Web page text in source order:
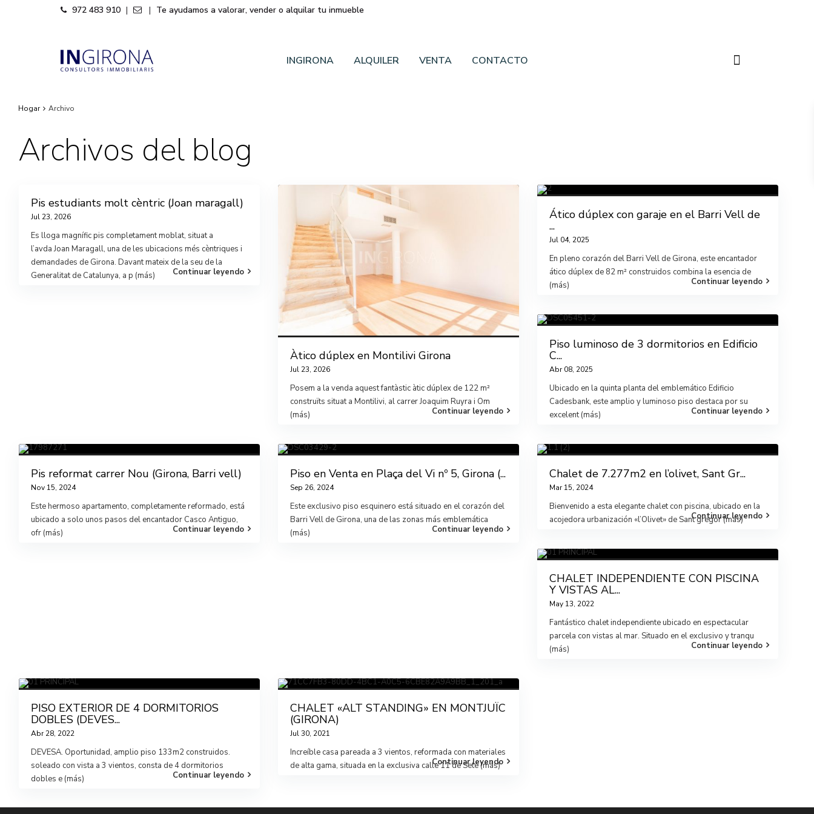
972 483 910 | | Te ayudamos a valorar, vender o alquilar tu inmueble
INGIRONA ALQUILER VENTA CONTACTO
Hogar Archivo
Archivos del blog
Pis estudiants molt cèntric (Joan maragall)
Jul 23, 2026
Es lloga magnífic pis completament moblat, situat a
l’avda Joan Maragall, una de les ubicacions més cèntriques i
demandades de Girona. Davant mateix de la seu de la
Generalitat de Catalunya, a p (más) Continuar leyendo
Àtico dúplex en Montilivi Girona
Jul 23, 2026
Posem a la venda aquest fantàstic àtic dúplex de 122 m²
construïts situat a Montilivi, al carrer Joaquim Ruyra i Om
(más)
Continuar leyendo
Ático dúplex con garaje en el Barri Vell de
...
Jul 04, 2025
En pleno corazón del Barri Vell de Girona, este encantador
ático dúplex de 82 m² construidos combina la esencia de
(más)
Continuar leyendo
Piso luminoso de 3 dormitorios en Edificio
C...
Abr 08, 2025
Ubicado en la quinta planta del emblemático Edificio
Cadesbank, este amplio y luminoso piso destaca por su
excelent(más) Continuar leyendo
Pis reformat carrer Nou (Girona, Barri vell)
Nov 15, 2024
Este hermoso apartamento, completamente reformado, está
ubicado a solo unos pasos del encantador Casco Antiguo,
ofr (más) Continuar leyendo
Piso en Venta en Plaça del Vi nº 5, Girona (...
Sep 26, 2024
Este exclusivo piso esquinero está situado en el corazón del
Barri Vell de Girona, una de las zonas más emblemática
(más)
Continuar leyendo
Chalet de 7.277m2 en l’olivet, Sant Gr...
Mar 15, 2024
Bienvenido a esta elegante chalet con piscina, ubicado en la
acojedora urbanización «l’Olivet» de Sant gregor(más)
Continuar leyendo
CHALET INDEPENDIENTE CON PISCINA
Y VISTAS AL...
May 13, 2022
Fantástico chalet independiente ubicado en espectacular
parcela con vistas al mar. Situado en el exclusivo y tranqu
(más)
Continuar leyendo
PISO EXTERIOR DE 4 DORMITORIOS
DOBLES (DEVES...
Abr 28, 2022
DEVESA. Oportunidad, amplio piso 133m2 construidos.
soleado con vista a 3 vientos, consta de 4 dormitorios
dobles e (más) Continuar leyendo
CHALET «ALT STANDING» EN MONTJUÏC
(GIRONA)
Jul 30, 2021
Increíble casa pareada a 3 vientos, reformada con materiales
de alta gama, situada en la exclusiva calle 11 de Sete(más)
Continuar leyendo